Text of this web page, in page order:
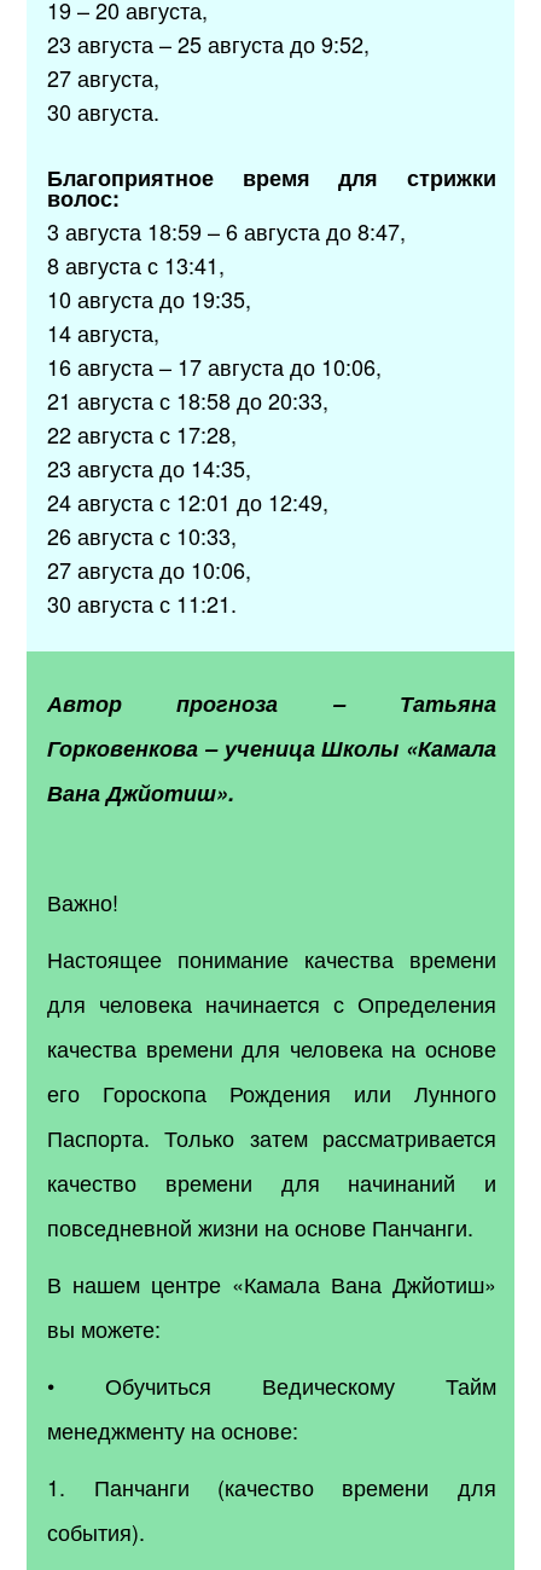
19 – 20 августа,
23 августа – 25 августа до 9:52,
27 августа,
30 августа.
Благоприятное время для стрижки
волос:
3 августа 18:59 – 6 августа до 8:47,
8 августа с 13:41,
10 августа до 19:35,
14 августа,
16 августа – 17 августа до 10:06,
21 августа с 18:58 до 20:33,
22 августа с 17:28,
23 августа до 14:35,
24 августа с 12:01 до 12:49,
26 августа с 10:33,
27 августа до 10:06,
30 августа с 11:21.
Автор прогноза – Татьяна
Горковенкова – ученица Школы «Камала
Вана Джйотиш».
Важно!
Настоящее понимание качества времени
для человека начинается с Определения
качества времени для человека на основе
его Гороскопа Рождения или Лунного
Паспорта. Только затем рассматривается
качество времени для начинаний и
повседневной жизни на основе Панчанги.
В нашем центре «Камала Вана Джйотиш»
вы можете:
• Обучиться Ведическому Тайм
менеджменту на основе:
1. Панчанги (качество времени для
события).